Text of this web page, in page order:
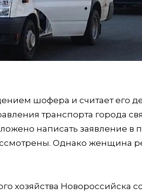
шофера и считает его
транспорта города
написать заявление в
Однако женщина
хозяйства Новороссийска